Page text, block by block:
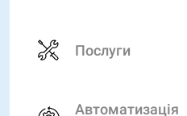
Послуги
Автоматизація